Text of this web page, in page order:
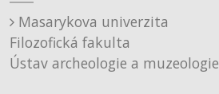
Masarykova univerzita
Filozofická fakulta
Ústav archeologie a muzeologie